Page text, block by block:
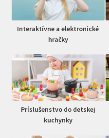
Interaktívne a elektronické
hračky
Príslušenstvo do detskej
kuchynky